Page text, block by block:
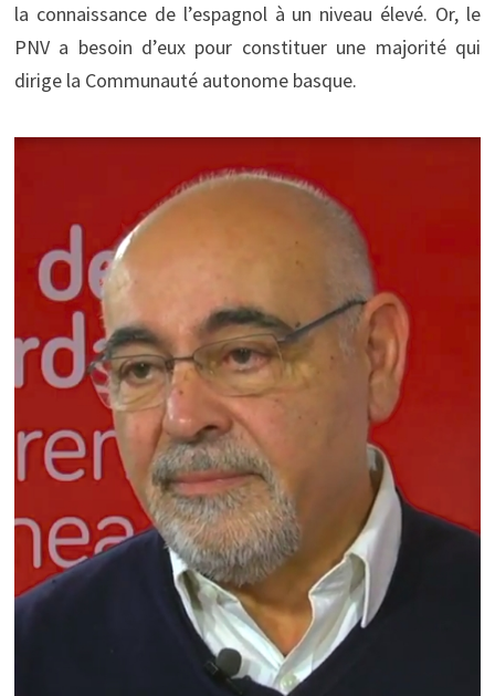
la connaissance de l’espagnol à un niveau élevé. Or, le
PNV a besoin d’eux pour constituer une majorité qui
dirige la Communauté autonome basque.